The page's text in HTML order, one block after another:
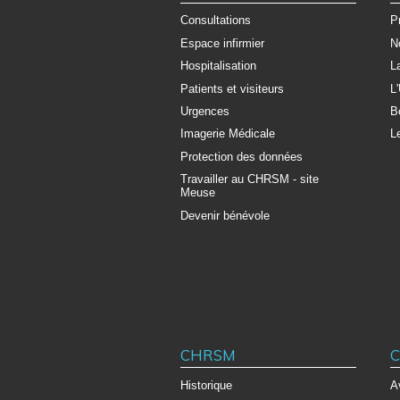
Consultations
Espace infirmier
Hospitalisation
Patients et visiteurs
Urgences
Imagerie Médicale
Protection des données
Travailler au CHRSM - site
Meuse
Devenir bénévole
CHRSM
Historique